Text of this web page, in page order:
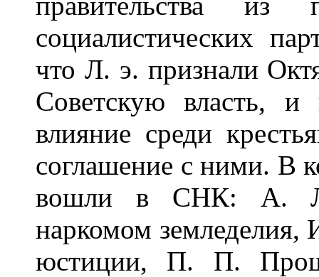
социалистических
что Л. э. признали
Советскую власть,
влияние среди
соглашение с ними. В
вошли в СНК: А. Л.
наркомом
юстиции, П. П.